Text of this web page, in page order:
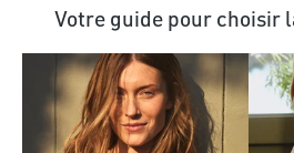
Votre guide pour choisir